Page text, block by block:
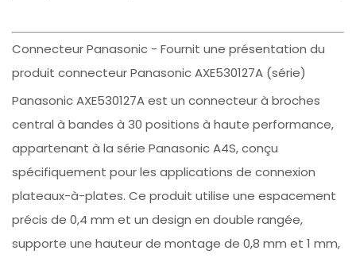
Connecteur Panasonic - Fournit une présentation du
produit connecteur Panasonic AXE530127A (série)
Panasonic AXE530127A est un connecteur à broches
central à bandes à 30 positions à haute performance,
appartenant à la série Panasonic A4S, conçu
spécifiquement pour les applications de connexion
plateaux-à-plates. Ce produit utilise une espacement
précis de 0,4 mm et un design en double rangée,
supporte une hauteur de montage de 0,8 mm et 1 mm,